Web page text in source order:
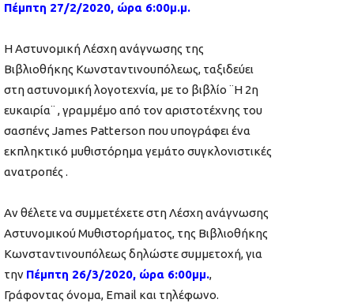
Πέμπτη 27/2/2020, ώρα 6:00μ.μ.
H Αστυνομική Λέσχη ανάγνωσης της
Βιβλιοθήκης Κωνσταντινουπόλεως, ταξιδεύει
στη αστυνομική λογοτεχνία, με το βιβλίο ¨Η 2η
ευκαιρία¨ , γραμμέμο από τον αριστοτέχνης του
σασπένς James Patterson που υπογράφει ένα
εκπληκτικό μυθιστόρημα γεμάτο συγκλονιστικές
ανατροπές .
Αν θέλετε να συμμετέχετε στη Λέσχη ανάγνωσης
Αστυνομικού Μυθιστορήματος, της Βιβλιοθήκης
Κωνσταντινουπόλεως δηλώστε συμμετοχή, για
την Πέμπτη 26/3/2020, ώρα 6:00μμ.,
Γράφοντας όνομα, Email και τηλέφωνο.